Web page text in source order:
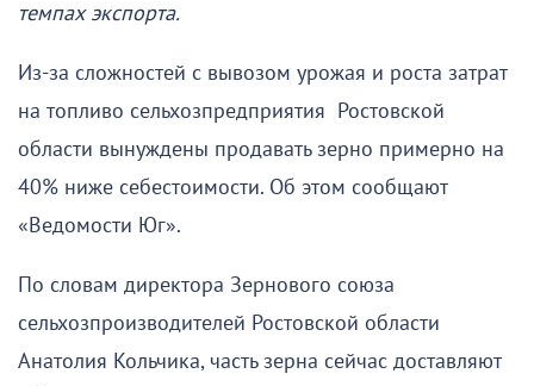
темпах экспорта.
Из-за сложностей с вывозом урожая и роста затрат
на топливо сельхозпредприятия Ростовской
области вынуждены продавать зерно примерно на
40% ниже себестоимости. Об этом сообщают
«Ведомости Юг».
По словам директора Зернового союза
сельхозпроизводителей Ростовской области
Анатолия Кольчика, часть зерна сейчас доставляют